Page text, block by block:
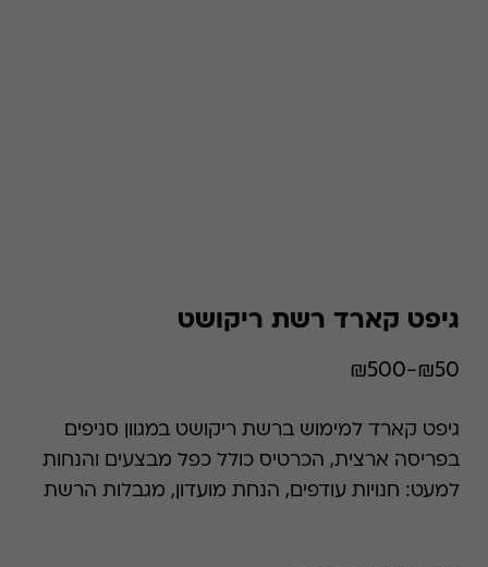
גיפט קארד רשת ריקושט
₪50-₪500
גיפט קארד למימוש ברשת ריקושט במגוון סניפים
בפריסה ארצית, הכרטיס כולל כפל מבצעים והנחות
למעט: חנויות עודפים, הנחת מועדון, מגבלות הרשת